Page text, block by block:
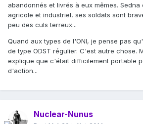
abandonnés et livrés à eux mêmes.
agricole et industriel, ses soldats sont
peu des culs terreux...
Quand aux types de l'ONI, je pense pas
de type ODST régulier. C'est autre chose.
explique que c'était difficilement portable
d'action...
Nuclear-Nunus